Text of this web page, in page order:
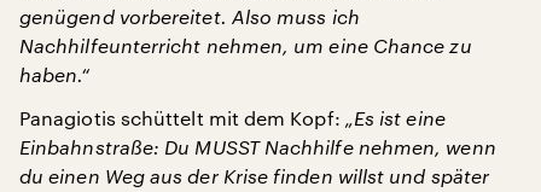
genügend vorbereitet. Also muss ich
Nachhilfeunterricht nehmen, um eine Chance zu
haben.“
Panagiotis schüttelt mit dem Kopf: „Es ist eine
Einbahnstraße: Du MUSST Nachhilfe nehmen, wenn
du einen Weg aus der Krise finden willst und später